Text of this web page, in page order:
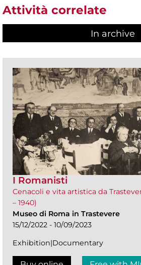
Attività correlate
In archive
I Romanisti
Cenacoli e vita artistica da
– 1940)
Museo di Roma in Trastevere
15/12/2022 - 10/09/2023
Exhibition|Documentary